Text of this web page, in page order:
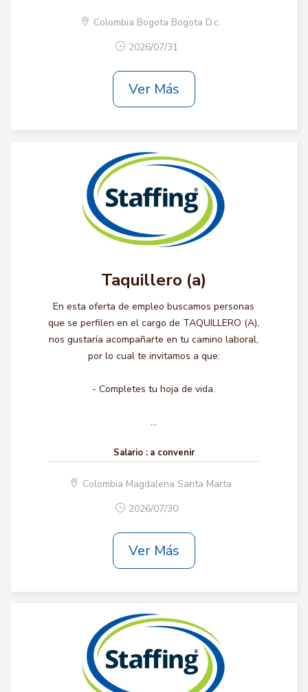
Colombia Bogota Bogota D.c.
2026/07/31
Ver Más
Taquillero (a)
En esta oferta de empleo buscamos personas
que se perfilen en el cargo de TAQUILLERO (A),
nos gustaría acompañarte en tu camino laboral,
por lo cual te invitamos a que:
- Completes tu hoja de vida.
...
Salario : a convenir
Colombia Magdalena Santa Marta
2026/07/30
Ver Más